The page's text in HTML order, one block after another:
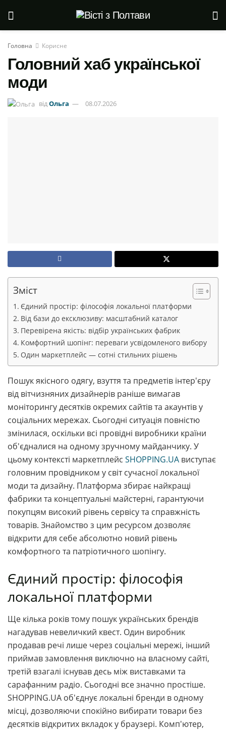
Головна Корисне
Головний хаб української
моди
відОльга 08.07.2026
Зміст
Єдиний простір: філософія локальної платформи
Від бази до ексклюзиву: масштабний каталог
Перевірена якість: відбір українських фабрик
Комфортний шопінг: переваги усвідомленого вибору
Один маркетплейс — сотні стильних рішень
Пошук якісного одягу, взуття та предметів інтер'єру
від вітчизняних дизайнерів раніше вимагав
моніторингу десятків окремих сайтів та акаунтів у
соціальних мережах. Сьогодні ситуація повністю
змінилася, оскільки всі провідні виробники країни
об'єдналися на одному зручному майданчику. У
цьому контексті маркетплейс SHOPPING.UA виступає
головним провідником у світ сучасної локальної
моди та дизайну. Платформа збирає найкращі
фабрики та концептуальні майстерні, гарантуючи
покупцям високий рівень сервісу та справжність
товарів. Знайомство з цим ресурсом дозволяє
відкрити для себе абсолютно новий рівень
комфортного та патріотичного шопінгу.
Єдиний простір: філософія
локальної платформи
Ще кілька років тому пошук українських брендів
нагадував невеличкий квест. Один виробник
продавав речі лише через соціальні мережі, інший
приймав замовлення виключно на власному сайті,
третій взагалі існував десь між виставками та
сарафанним радіо. Сьогодні все значно простіше.
SHOPPING.UA об'єднує локальні бренди в одному
місці, дозволяючи спокійно вибирати товари без
десятків відкритих вкладок у браузері. Комп'ютер,